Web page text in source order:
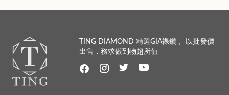
TING DIAMOND 精選GIA裸鑽， 以批發價
出售，務求做到物超所值